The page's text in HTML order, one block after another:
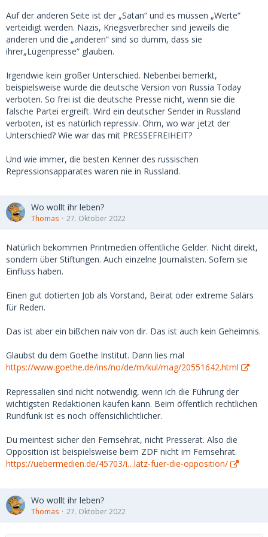
Auf der anderen Seite ist der „Satan“ und es müssen „Werte“
verteidigt werden. Nazis, Kriegsverbrecher sind jeweils die
anderen und die „anderen“ sind so dumm, dass sie
ihrer„Lügenpresse“ glauben.
Irgendwie kein großer Unterschied. Nebenbei bemerkt,
beispielsweise wurde die deutsche Version von Russia Today
verboten. So frei ist die deutsche Presse nicht, wenn sie die
falsche Partei ergreift. Wird ein deutscher Sender in Russland
verboten, ist es natürlich repressiv. Öhm, wo war jetzt der
Unterschied? Wie war das mit PRESSEFREIHEIT?
Und wie immer, die besten Kenner des russischen
Repressionsapparates waren nie in Russland.
Wo wollt ihr leben?
Thomas 27. Oktober 2022
Natürlich bekommen Printmedien öffentliche Gelder. Nicht direkt,
sondern über Stiftungen. Auch einzelne Journalisten. Sofern sie
Einfluss haben.
Einen gut dotierten Job als Vorstand, Beirat oder extreme Salärs
für Reden.
Das ist aber ein bißchen naiv von dir. Das ist auch kein Geheimnis.
Glaubst du dem Goethe Institut. Dann lies mal
https://www.goethe.de/ins/no/de/m/kul/mag/20551642.html
Repressalien sind nicht notwendig, wenn ich die Führung der
wichtigsten Redaktionen kaufen kann. Beim öffentlich rechtlichen
Rundfunk ist es noch offensichlichtlicher.
Du meintest sicher den Fernsehrat, nicht Presserat. Also die
Opposition ist beispielsweise beim ZDF nicht im Fernsehrat.
https://uebermedien.de/45703/i…latz-fuer-die-opposition/
Wo wollt ihr leben?
Thomas 27. Oktober 2022